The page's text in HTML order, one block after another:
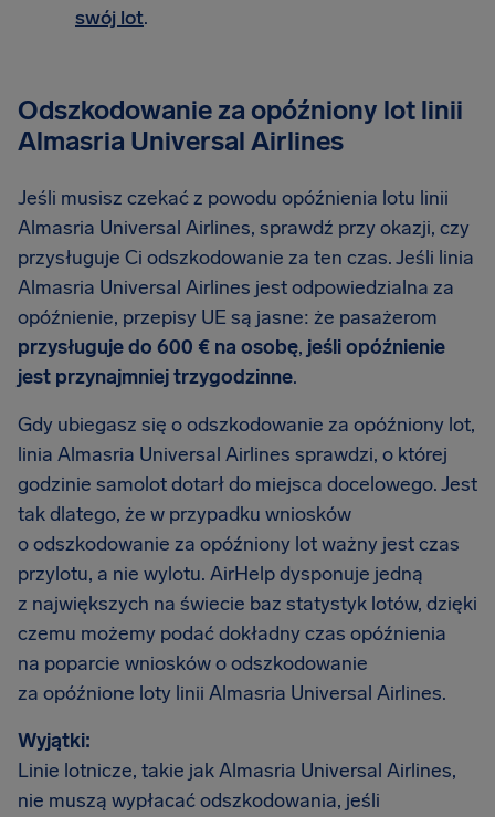
swój lot.
Odszkodowanie za opóźniony lot linii
Almasria Universal Airlines
Jeśli musisz czekać z powodu opóźnienia lotu linii
Almasria Universal Airlines, sprawdź przy okazji, czy
przysługuje Ci odszkodowanie za ten czas. Jeśli linia
Almasria Universal Airlines jest odpowiedzialna za
opóźnienie, przepisy UE są jasne: że pasażerom
przysługuje do 600 € na osobę, jeśli opóźnienie
jest przynajmniej trzygodzinne.
Gdy ubiegasz się o odszkodowanie za opóźniony lot,
linia Almasria Universal Airlines sprawdzi, o której
godzinie samolot dotarł do miejsca docelowego. Jest
tak dlatego, że w przypadku wniosków
o odszkodowanie za opóźniony lot ważny jest czas
przylotu, a nie wylotu. AirHelp dysponuje jedną
z największych na świecie baz statystyk lotów, dzięki
czemu możemy podać dokładny czas opóźnienia
na poparcie wniosków o odszkodowanie
za opóźnione loty linii Almasria Universal Airlines.
Wyjątki:
Linie lotnicze, takie jak Almasria Universal Airlines,
nie muszą wypłacać odszkodowania, jeśli